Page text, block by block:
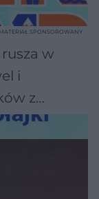
w
i
z
MATERIAŁ SPONSOROWANY